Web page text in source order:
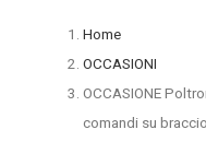
Home
OCCASIONI
OCCASIONE
comandi su